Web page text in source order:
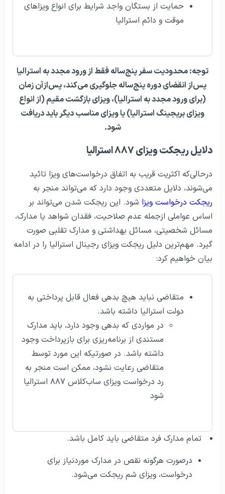
حمایت از بستگان واجد شرایط برای انواع ویزاهای
موقت و دائم استرالیا
توجه: محدودیت سفر پنج‌ساله فقط از ورود مجدد به استرالیا
پس‌از انقضای دوره پنج‌ساله جلوگیری می‌کند، پس‌ازآن زمان
(برای ورود مجدد به استرالیا)، ویزای بازگشت مقیم (از انواع
ویزای بریجینگ استرالیا) یا ویزای مناسب دیگر باید دریافت
شود.
دلایل ریجکت ویزای ۸۸۷ استرالیا
درحالی‌که اکثریت قریب به اتفاق درخواست‌های ویزا تائید
می‌شوند، دلایل متعددی وجود دارد که می‌تواند منجر به
ریجکت درخواست ویزا شود. این ریجکت شدن می‌تواند بر
اساس عواملی ازجمله عدم صلاحیت، فقدان شواهد یا مدارک،
مسائل شخصیتی، مسائل بهداشتی و مدارک تقلبی صورت
گیرد. مهم‌ترین دلیل ریجکت ویزای رجینال استرالیا را در ادامه
بیان خواهیم کرد:
متقاضی نباید هیچ بدهی فعال قابل پرداختی به
دولت استرالیا داشته باشد.
در مواردی که بدهی وجود دارد، باید مدارک
مستندی از برنامه‌ریزی برای بازپرداخت وجود
داشته باشد. در صورتیکه این مورد توسط
متقاضی رعایت نشود، ممکن است منجر به
رد درخواست ویزای ساب‌کلاس ۸۸۷ استرالیا
شود
تمام مدارک فرد متقاضی باید کامل باشد.
درصورت هرگونه نقص در مدارک موردنیاز برای
درخواست، ویزای شم ریجکت می‌شود.